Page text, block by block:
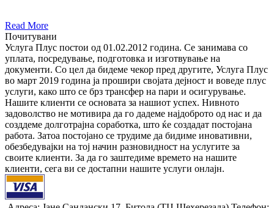
Read More
Почитувани
Услуга Плус постои од 01.02.2012 година. Се занимава со
уплата, посредyвање, подготовка и изготвување на
документи. Со цел да бидеме чекор пред другите, Услуга Плус
во март 2019 година ја прошири својата дејност и воведе плус
услуги, како што се брз трансфер на пари и осигурување.
Нашите клиенти се основата за нашиот успех. Нивното
задоволство не мотивира да го дадеме најдоброто од нас и да
созддеме долготрајна соработка, што ќе создадат постојана
работа. Затоа постојано се трудиме да бидиме иновативни,
обезбедувајки на тој начин разновидност на услугите за
своите клиенти. За да го заштедиме времето на нашите
клиенти, сега ви се достапни нашите услуги онлајн.